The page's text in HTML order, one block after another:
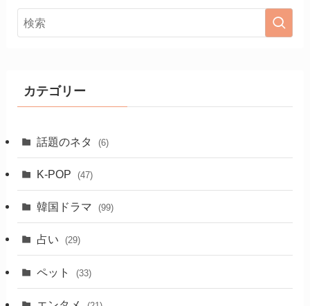
カテゴリー
話題のネタ (6)
K-POP (47)
韓国ドラマ (99)
占い (29)
ペット (33)